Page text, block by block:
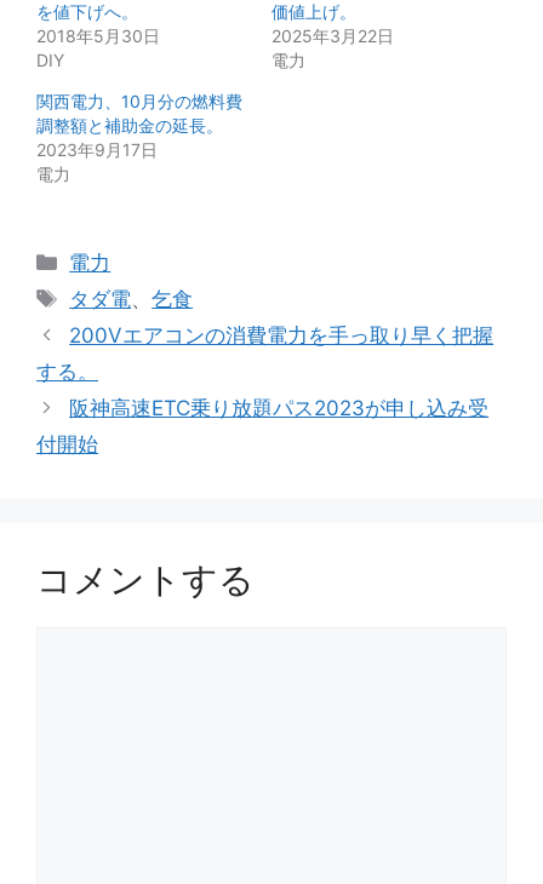
を値下げへ。
2018年5月30日
DIY
価値上げ。
2025年3月22日
電力
関西電力、10月分の燃料費
調整額と補助金の延長。
2023年9月17日
電力
カ
テ
リ
ー
電力
タ
グ
タダ電、乞食
200Vエアコンの消費電力を手っ取り早く把握
する。
阪神高速ETC乗り放題パス2023が申し込み受
付開始
コメントする